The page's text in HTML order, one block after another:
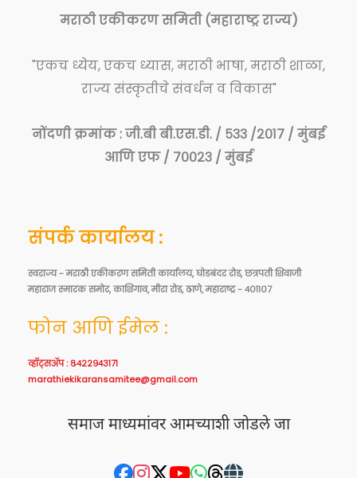
मराठी एकीकरण समिती (महाराष्ट्र राज्य)
"एकच ध्येय, एकच ध्यास, मराठी भाषा, मराठी शाळा,
राज्य संस्कृतीचे संवर्धन व विकास"
नोंदणी क्रमांक : जी.बी बी.एस.डी. / ५३३ /२०१७ / मुंबई
आणि एफ / ७००२३ / मुंबई
संपर्क कार्यालय :
स्वराज्य - मराठी एकीकरण समिती कार्यालय, घोडबंदर रोड, छत्रपती शिवाजी
महाराज स्मारक समोर, काशिगाव, मीरा रोड, ठाणे, महाराष्ट्र - ४०११०७
फोन आणि ईमेल :
व्हॉट्सॲप : ८४२२९४३१७१
marathiekikaransamitee@gmail.com
समाज माध्यमांवर आमच्याशी जोडले जा